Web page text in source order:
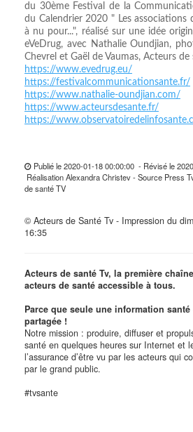
du 30ème Festival de la
du Calendrier 2020 " Les
à nu pour...", réalisé sur une idée
eVeDrug, avec Nathalie Oundjian,
Chevrel et Gaël de Vaumas, Acteurs de
https://www.evedrug.eu/
https://festivalcommunicationsante.fr/
https://www.nathalie-oundjian.com/
https://www.acteursdesante.fr/
https://
Publié le 2020-01-18 00:00:00 - Révisé le
Réalisation Alexandra Christev - Source Press
de santé TV
© Acteurs de Santé Tv - Impression du
16:35
Acteurs de santé Tv, la première
acteurs de santé accessible à tous.
Parce que seule une information
partagée !
Notre mission : produire, diffuser et
santé en quelques heures sur Internet et
l’assurance d’être vu par les acteurs qui
par le grand public.
#tvsante